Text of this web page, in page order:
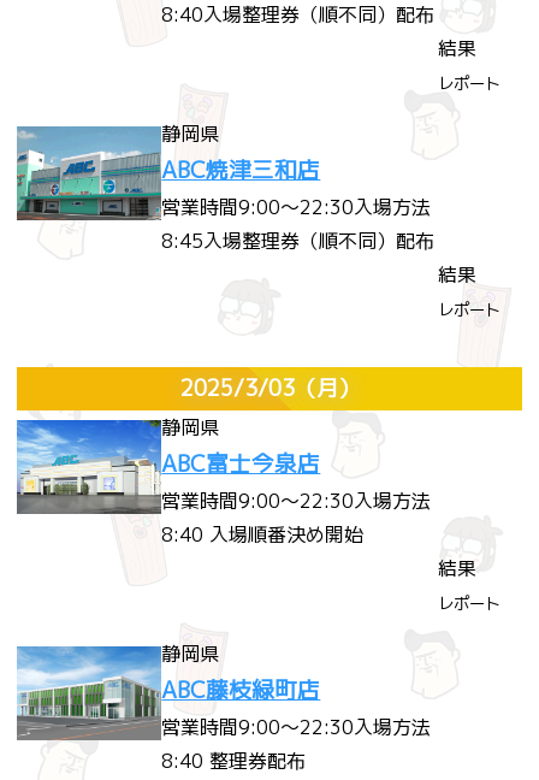
8:40入場整理券（順不同）配布
結果
レポート
静岡県
ABC焼津三和店
営業時間9:00～22:30入場方法
8:45入場整理券（順不同）配布
結果
レポート
2025/3/03（月）
静岡県
ABC富士今泉店
営業時間9:00～22:30入場方法
8:40 入場順番決め開始
結果
レポート
静岡県
ABC藤枝緑町店
営業時間9:00～22:30入場方法
8:40 整理券配布